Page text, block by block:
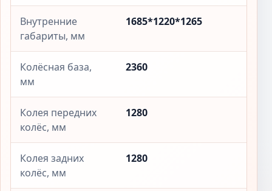
Внутренние
габариты, мм
1685*1220*1265
Колёсная база,
мм
2360
Колея передних
колёс, мм
1280
Колея задних
колёс, мм
1280